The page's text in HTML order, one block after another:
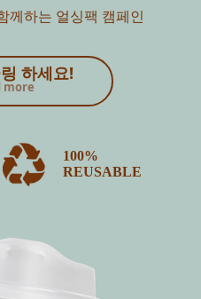
께하는 얼싱팩 캠페인
하세요!
more
100%
REUSABLE